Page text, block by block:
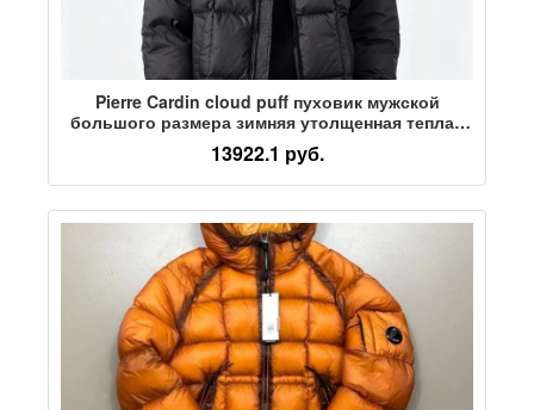
Pierre Cardin cloud puff пуховик мужской
большого размера зимняя утолщенная теплая
трехслойная куртка tide fat плюс жир для
увеличения
13922.1 руб.